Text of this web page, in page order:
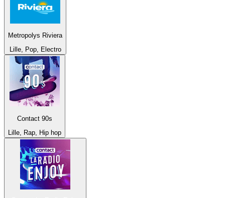
Metropolys Riviera
Lille, Pop, Electro
Contact 90s
Lille, Rap, Hip hop